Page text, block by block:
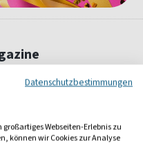
Datenschutzbestimmungen
Webseiten-Erlebnis zu
können wir Cookies zur Analyse